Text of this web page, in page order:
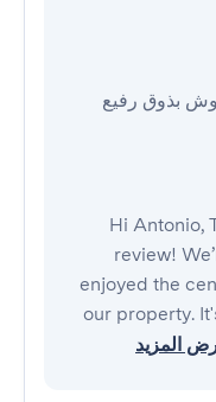
Hi Antonio,
review!
enjoyed the
our property.
المزيد